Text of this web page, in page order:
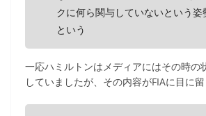
クに何ら関与していないという姿
という
一応ハミルトンはメディアにはその時の
していましたが、その内容がFIAに目に留